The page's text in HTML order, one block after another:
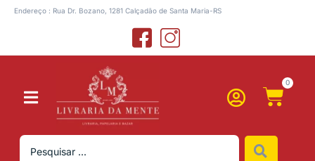
Endereço : Rua Dr. Bozano, 1281 Calçadão de Santa Maria-RS
0